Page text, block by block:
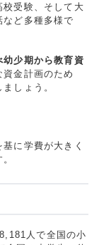
校受験、そして大
ど多種多様で
幼少期から教育資
金計画のため
しょう。
基に学費が大きく
人で全国の小